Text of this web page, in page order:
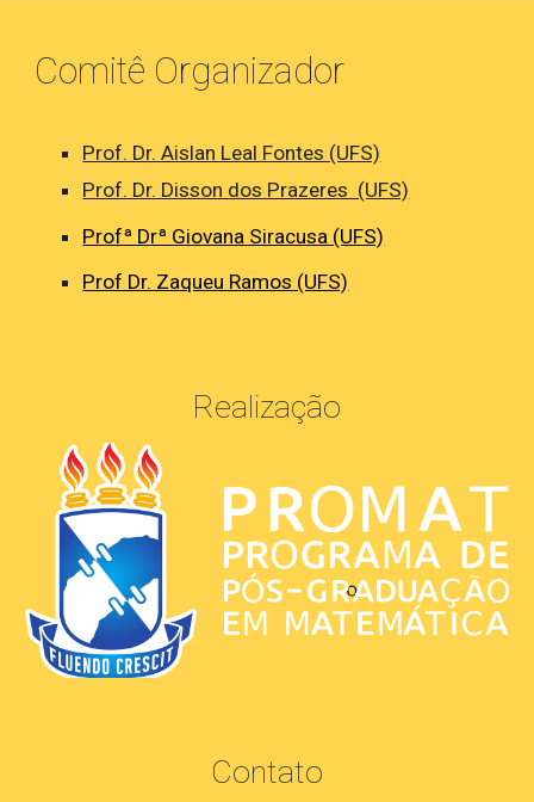
Comitê Organizador
Prof. Dr. Aislan Leal Fontes (UFS)
Prof. Dr. Disson dos Prazeres (UFS)
Profª Drª Giovana Siracusa (UFS)
Prof Dr. Zaqueu Ramos (UFS)
Realização
Contato